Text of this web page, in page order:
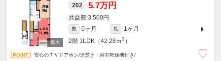
202 5.7万円
3,500円
敷 0ヶ月 礼
1ヶ月
2階 1LDK（42.28ｍ2 ）
安心のＴＶドアホン/追焚き・浴室乾燥機付き/